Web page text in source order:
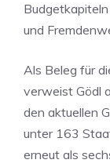
und
Als Beleg für
verweist Gödl
den aktuellen
unter 163
erneut als